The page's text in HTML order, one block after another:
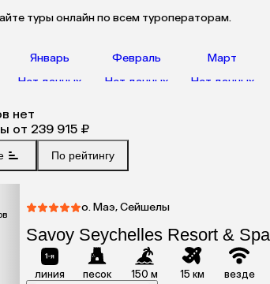
туры онлайн по всем туроператорам.
Январь
Нет данных
Февраль
Нет данных
Март
Нет данных
нет
от 239 915 ₽
По рейтингу
о. Маэ, Сейшелы
Savoy Seychelles Resort & Spa
линия песок 150 м 15 км везде